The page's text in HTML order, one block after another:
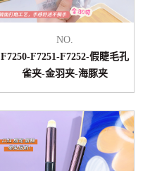
NO.
F7250-F7251-F7252-假睫毛孔
雀夹-金羽夹-海豚夹